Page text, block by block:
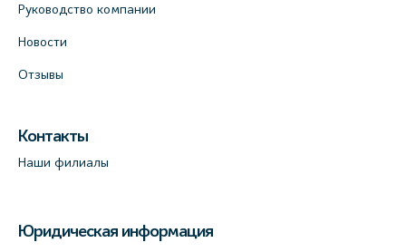
Руководство компании
Новости
Отзывы
Контакты
Наши филиалы
Юридическая информация